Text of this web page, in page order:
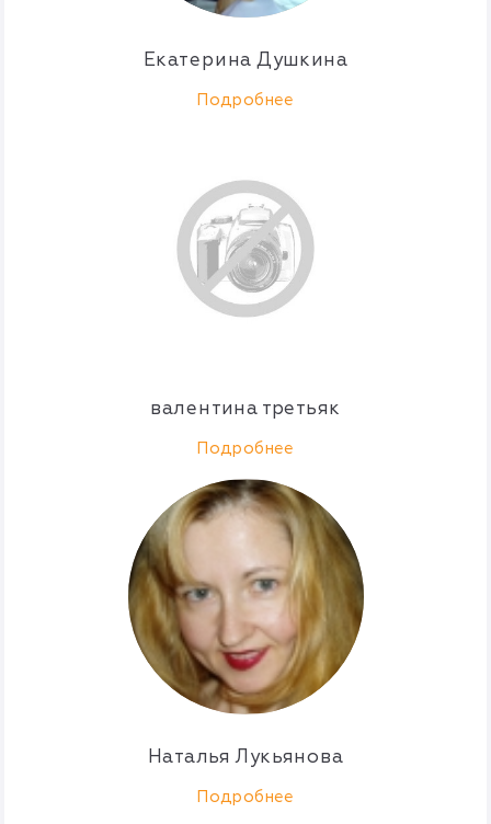
Екатерина Душкина
Подробнее
валентина третьяк
Подробнее
Наталья Лукьянова
Подробнее